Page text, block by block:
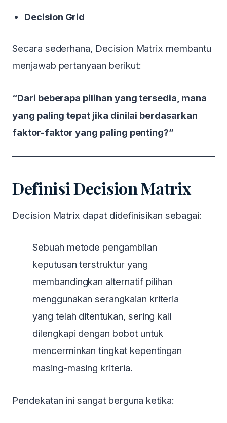
Decision Grid
Secara sederhana, Decision Matrix membantu
menjawab pertanyaan berikut:
“Dari beberapa pilihan yang tersedia, mana
yang paling tepat jika dinilai berdasarkan
faktor-faktor yang paling penting?”
Definisi Decision Matrix
Decision Matrix dapat didefinisikan sebagai:
Sebuah metode pengambilan
keputusan terstruktur yang
membandingkan alternatif pilihan
menggunakan serangkaian kriteria
yang telah ditentukan, sering kali
dilengkapi dengan bobot untuk
mencerminkan tingkat kepentingan
masing-masing kriteria.
Pendekatan ini sangat berguna ketika: